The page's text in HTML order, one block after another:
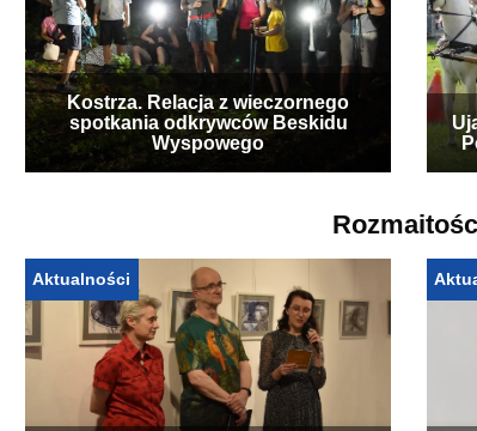
Kostrza. Relacja z wieczornego
spotkania odkrywców Beskidu
Wyspowego
Aktualności